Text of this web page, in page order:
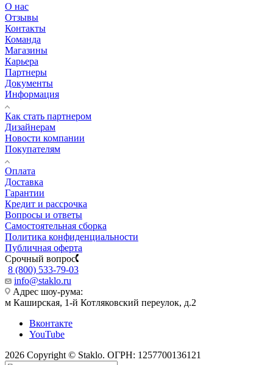
О нас
Отзывы
Контакты
Команда
Магазины
Карьера
Партнеры
Документы
Информация
Как стать партнером
Дизайнерам
Новости компании
Покупателям
Оплата
Доставка
Гарантии
Кредит и рассрочка
Вопросы и ответы
Самостоятельная сборка
Политика конфиденциальности
Публичная оферта
Срочный вопрос
8 (800) 533-79-03
info@staklo.ru
Адрес шоу-рума:
м Каширская, 1-й Котляковский переулок, д.2
Вконтакте
YouTube
2026 Copyright © Staklo. ОГРН: 1257700136121